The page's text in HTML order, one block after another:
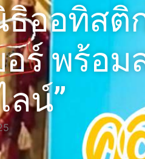
ออทิสติ
อร์ พร้อม
ลน์”